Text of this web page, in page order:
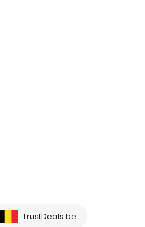
TrustDeals.be